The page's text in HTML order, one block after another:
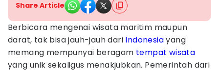
Share Article
Berbicara mengenai wisata maritim maupun
darat, tak bisa jauh-jauh dari Indonesiayang
memang mempunyai beragam tempat wisata
yang unik sekaligus menakjubkan. Pemerintah dari